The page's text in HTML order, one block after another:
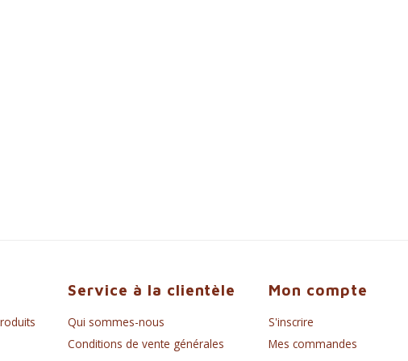
Service à la clientèle
Qui sommes-nous
Conditions de vente générales
Mon compte
S'inscrire
Mes commandes